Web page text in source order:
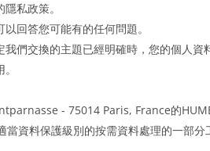
私政策。
回答您可能有的任何問題。
們交換的主題已經明確時，您的個人資
- 75014 Paris, France的
資料保護級別的按需資料處理的一部